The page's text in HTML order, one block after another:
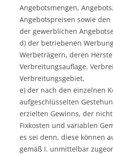
Angebotsmengen,
Angebotspreisen sowie
der gewerblichen
d) der betriebenen
Werbeträgern, deren
Verbreitungsauflage,
Verbreitungsgebiet,
e) der nach den einzelnen
aufgeschlüsselten
erzielten Gewinns, der
Fixkosten und variablen
es sei denn, diese können
gemäß I. unmittelbar